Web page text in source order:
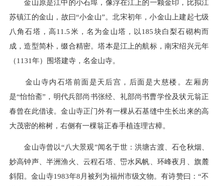
金山原是江中的小石埠，像浮在江上的一颗金印，比拟江
苏镇江的金山，故曰“小金山”。北宋初年，小金山上建起七级
八角石塔，高11.5米，名为金山塔，以185块白梨石砌构而
成，造型简朴，缀合精密。塔本是江上的航标，南宋绍兴元年
（1131年）围塔建寺，名金山寺。
金山寺内石塔前面是天后宫，后面是大慈楼。左厢房
是“怡怡斋”，明代兵部尚书张经、礼部尚书曹学佺及状元翁正
春曾在此借读。金山寺正门外有一棵从石基缝中生长出来的高
大茂密的榕树，右侧有一棵翁正春手植连理古樟。
金山寺曾以“八大景观”闻名于世：洪塘古渡、石仓秋烟、
妙高钟声、半洲渔火、云程石塔、岊水风帆、环峰夜月、旗麓
斜阳。金山寺1983年8月被列为福州市级文物。有诗赞曰：“不